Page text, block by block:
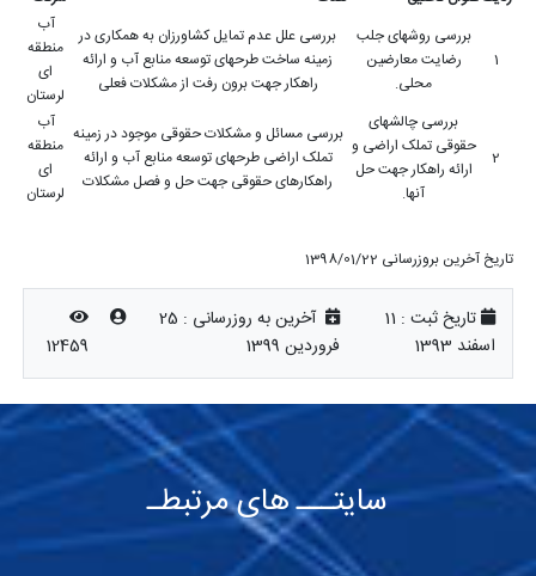
1
بررسی روشهای جلب
رضایت معارضین
محلی.
بررسی علل عدم تمایل کشاورزان به همکاری در
زمینه ساخت طرحهای توسعه منابع آب و ارائه
راهکار جهت برون رفت از مشکلات فعلی
آب
منطقه
ای
لرستان
2
بررسی چالشهای
حقوقی تملک اراضی و
ارائه راهکار جهت حل
آنها.
بررسی مسائل و مشکلات حقوقی موجود در زمینه
تملک اراضی طرحهای توسعه منابع آب و ارائه
راهکارهای حقوقی جهت حل و فصل مشکلات
آب
منطقه
ای
لرستان
تاریخ آخرین بروزرسانی 1398/01/22
تاریخ ثبت : 11
اسفند 1393
آخرین به روزرسانی : 25
فروردین 1399
12459
سایتـــ های مرتبطـ